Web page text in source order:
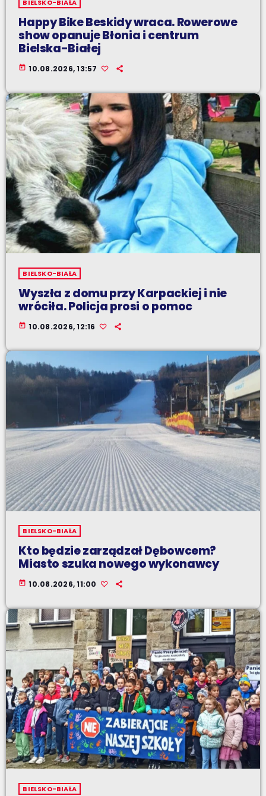
BIELSKO-BIAŁA
Happy Bike Beskidy wraca. Rowerowe
show opanuje Błonia i centrum
Bielska-Białej
today 10.08.2026, 13:57
BIELSKO-BIAŁA
Wyszła z domu przy Karpackiej i nie
wróciła. Policja prosi o pomoc
today 10.08.2026, 12:16
BIELSKO-BIAŁA
Kto będzie zarządzał Dębowcem?
Miasto szuka nowego wykonawcy
today 10.08.2026, 11:00
BIELSKO-BIAŁA